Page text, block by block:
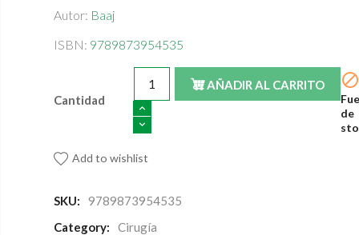
Autor: Baaj
ISBN: 9789873954535
Cantidad
AÑADIR AL CARRITO 
de
Add to wishlist
SKU:
9789873954535
Category:
Cirugía